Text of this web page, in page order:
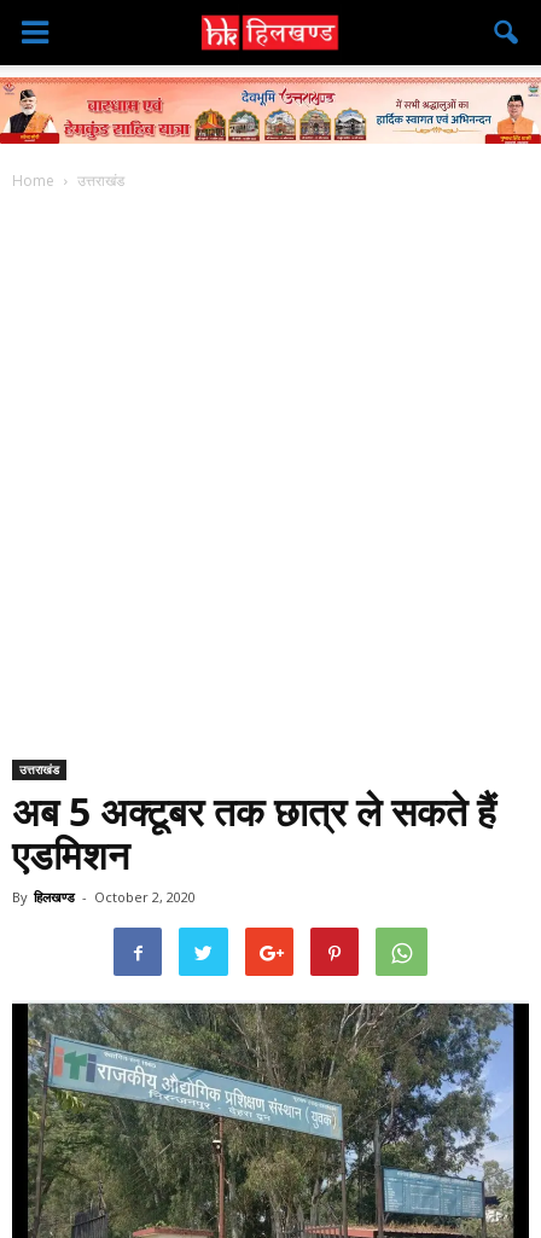
Home उत्तराखंड
उत्तराखंड
अब 5 अक्टूबर तक छात्र ले सकते हैं
एडमिशन
By हिलखण्ड - October 2, 2020